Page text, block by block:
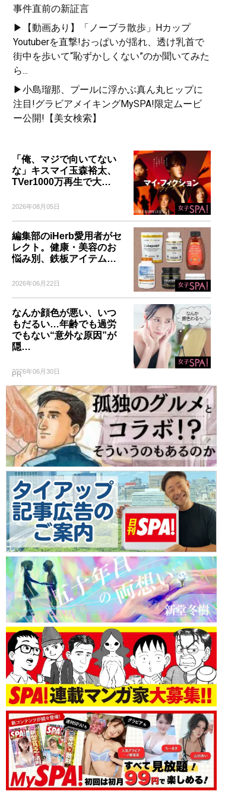
事件直前の新証言
▶【動画あり】「ノーブラ散歩」Hカップ
Youtuberを直撃!おっぱいが揺れ、透け乳首で
街中を歩いて“恥ずかしくない”のか聞いてみた
ら...
▶小島瑠那、プールに浮かぶ真ん丸ヒップに
注目!グラビアメイキングMySPA!限定ムービ
ー公開!【美女検索】
「俺、マジで向いてない
な」キスマイ玉森裕太、
TVer1000万再生で大…
2026年08月05日
編集部のiHerb愛用者がセ
レクト。健康・美容のお
悩み別、鉄板アイテム…
2026年06月22日
なんか顔色が悪い、いつ
もだるい…年齢でも過労
でもない“意外な原因”が
隠…
2026年06月30日
PR